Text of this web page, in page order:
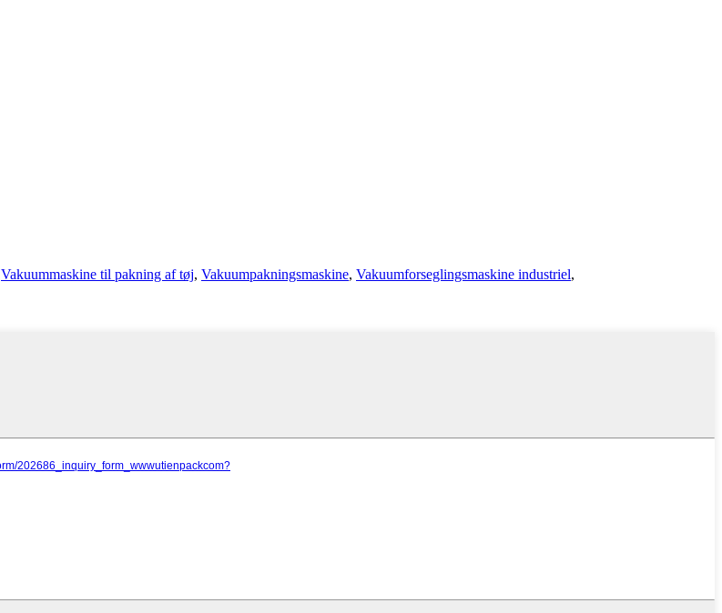
Vakuummaskine til pakning af tøj, Vakuumpakningsmaskine, Vakuumforseglingsmaskine industriel,